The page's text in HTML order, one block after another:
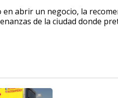
en abrir un negocio, la
de la ciudad donde